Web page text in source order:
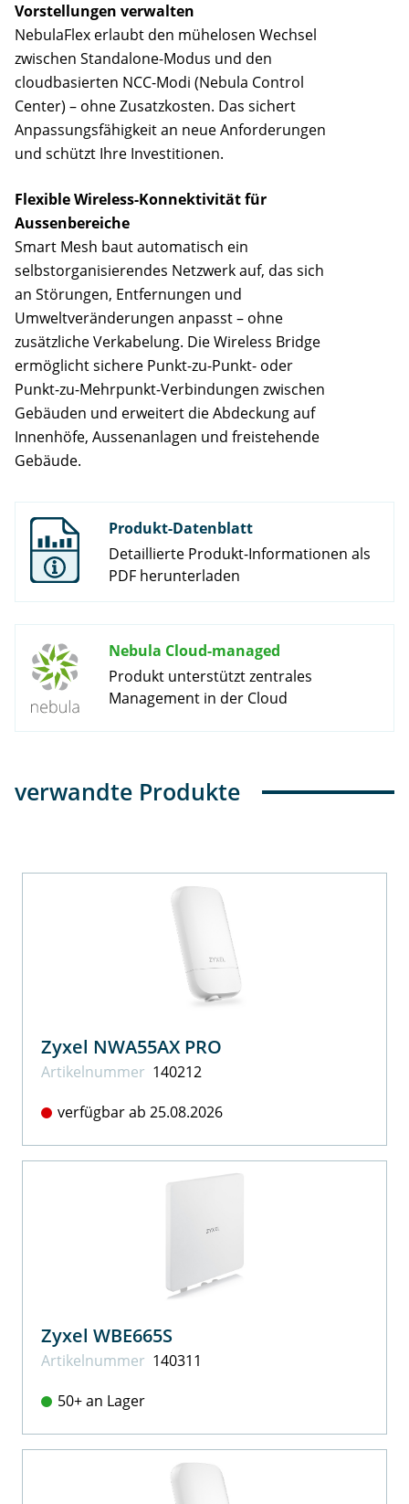
Vorstellungen verwalten
NebulaFlex erlaubt den mühelosen Wechsel
zwischen Standalone-Modus und den
cloudbasierten NCC-Modi (Nebula Control
Center) – ohne Zusatzkosten. Das sichert
Anpassungsfähigkeit an neue Anforderungen
und schützt Ihre Investitionen.
Flexible Wireless-Konnektivität für
Aussenbereiche
Smart Mesh baut automatisch ein
selbstorganisierendes Netzwerk auf, das sich
an Störungen, Entfernungen und
Umweltveränderungen anpasst – ohne
zusätzliche Verkabelung. Die Wireless Bridge
ermöglicht sichere Punkt-zu-Punkt- oder
Punkt-zu-Mehrpunkt-Verbindungen zwischen
Gebäuden und erweitert die Abdeckung auf
Innenhöfe, Aussenanlagen und freistehende
Gebäude.
Produkt-Datenblatt
Detaillierte Produkt-Informationen als
PDF herunterladen
Nebula Cloud-managed
Produkt unterstützt zentrales
Management in der Cloud
verwandte Produkte
Zyxel NWA55AX PRO
Artikel­nummer 140212
verfügbar ab 25.08.2026
Zyxel WBE665S
Artikel­nummer 140311
50+ an Lager